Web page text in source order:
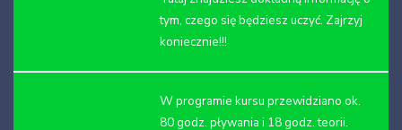
tym, czego się będziesz uczyć. Zajrzyj
koniecznie!!!
W programie kursu przewidziano ok.
80 godz. pływania i 18 godz. teorii.